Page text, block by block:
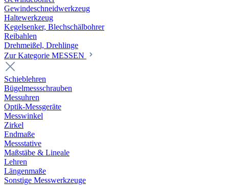
Gewindeschneidwerkzeug
Haltewerkzeug
Kegelsenker, Blechschälbohrer
Reibahlen
Drehmeißel, Drehlinge
Zur Kategorie MESSEN
Schieblehren
Bügelmessschrauben
Messuhren
Optik-Messgeräte
Messwinkel
Zirkel
Endmaße
Messstative
Maßstäbe & Lineale
Lehren
Längenmaße
Sonstige Messwerkzeuge